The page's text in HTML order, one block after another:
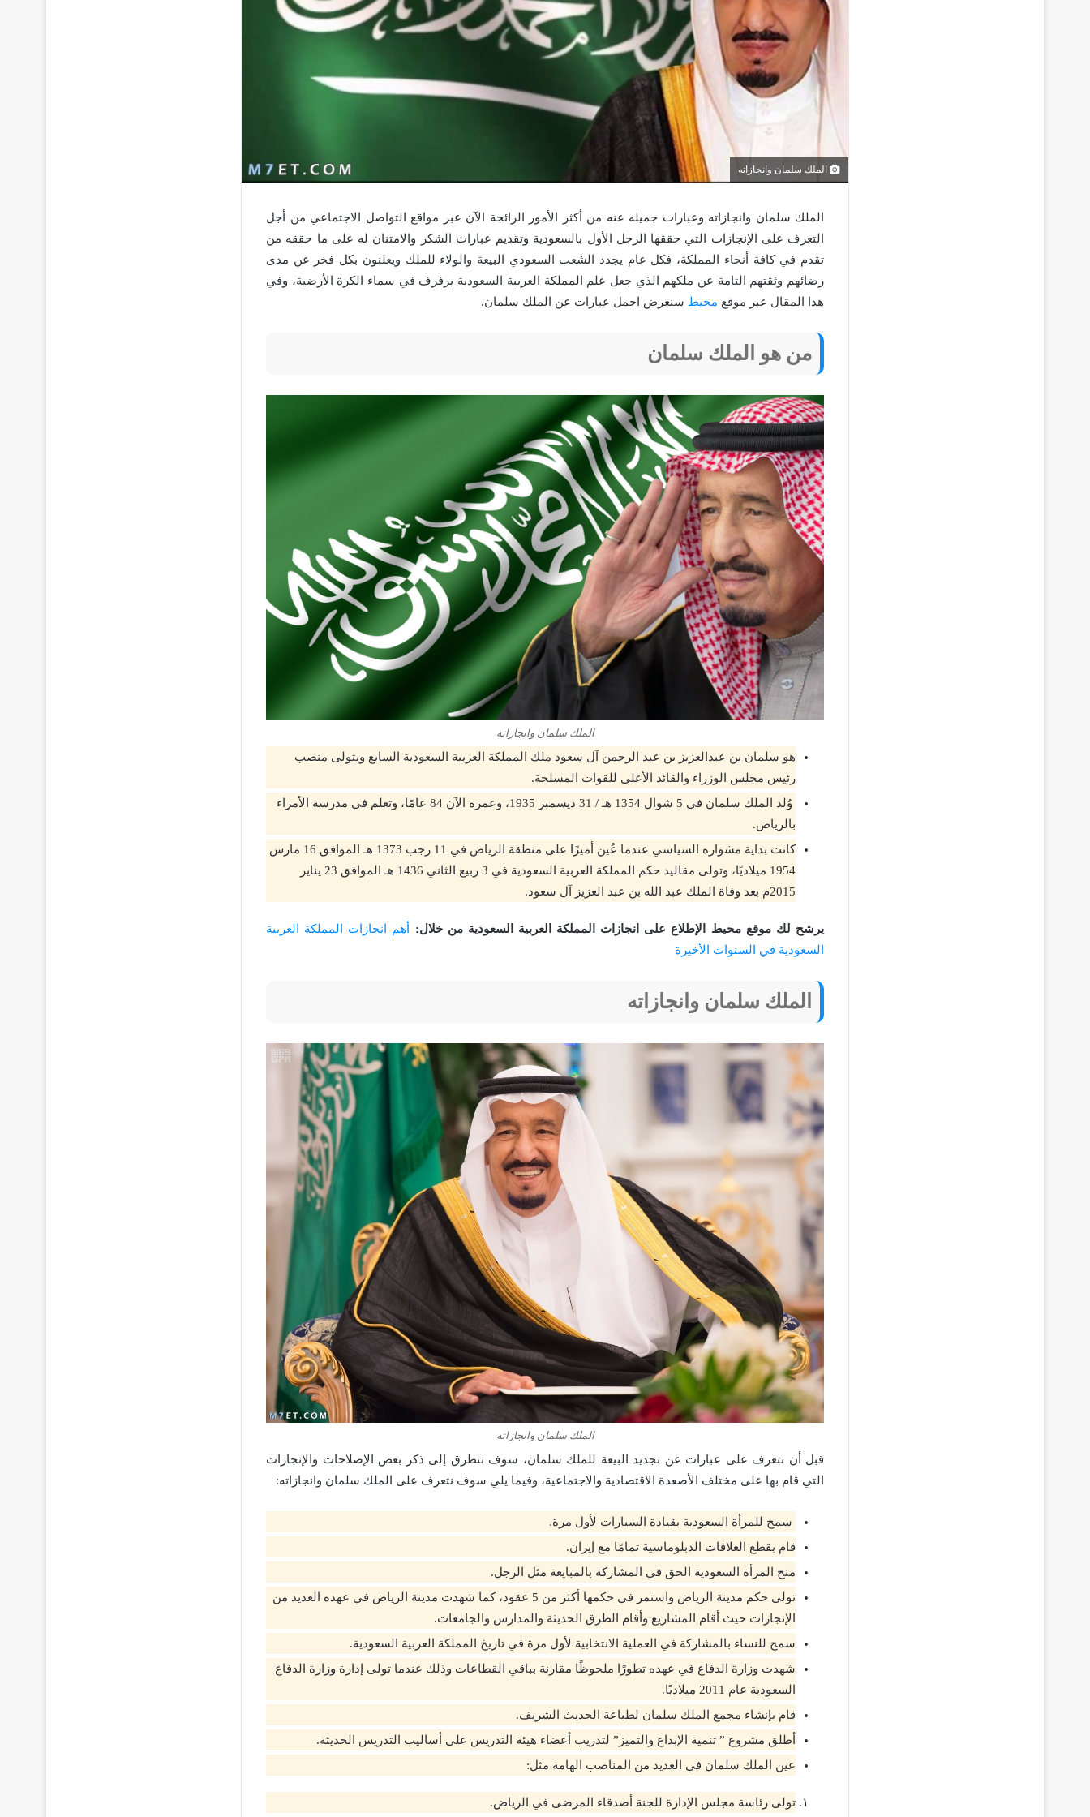
الملك سلمان وانجازاته
الملك سلمان وانجازاته وعبارات جميله عنه من أكثر الأمور الرائجة الآن عبر مواقع التواصل الاجتماعي من أجل
التعرف على الإنجازات التي حققها الرجل الأول بالسعودية وتقديم عبارات الشكر والامتنان له على ما حققه من
تقدم في كافة أنحاء المملكة، فكل عام يجدد الشعب السعودي البيعة والولاء للملك ويعلنون بكل فخر عن مدى
رضائهم وثقتهم التامة عن ملكهم الذي جعل علم المملكة العربية السعودية يرفرف في سماء الكرة الأرضية، وفي
هذا المقال عبر موقع محيط سنعرض اجمل عبارات عن الملك سلمان.
من هو الملك سلمان
الملك سلمان وانجازاته
هو سلمان بن عبدالعزيز بن عبد الرحمن آل سعود ملك المملكة العربية السعودية السابع ويتولى منصب
رئيس مجلس الوزراء والقائد الأعلى للقوات المسلحة.
وُلد الملك سلمان في 5 شوال 1354 هـ / 31 ديسمبر 1935، وعمره الآن 84 عامًا، وتعلم في مدرسة الأمراء
بالرياض.
كانت بداية مشواره السياسي عندما عُين أميرًا على منطقة الرياض في 11 رجب 1373 هـ الموافق 16 مارس
1954 ميلاديًا، وتولى مقاليد حكم المملكة العربية السعودية في 3 ربيع الثاني 1436 هـ الموافق 23 يناير
2015م بعد وفاة الملك عبد الله بن عبد العزيز آل سعود.
يرشح لك موقع محيط الإطلاع على انجازات المملكة العربية السعودية من خلال:
أهم انجازات المملكة العربية
السعودية في السنوات الأخيرة
الملك سلمان وانجازاته
الملك سلمان وانجازاته
قبل أن نتعرف على عبارات عن تجديد البيعة للملك سلمان، سوف نتطرق إلى ذكر بعض الإصلاحات والإنجازات
التي قام بها على مختلف الأصعدة الاقتصادية والاجتماعية، وفيما يلي سوف نتعرف على الملك سلمان وانجازاته:
سمح للمرأة السعودية بقيادة السيارات لأول مرة.
قام بقطع العلاقات الدبلوماسية تمامًا مع إيران.
منح المرأة السعودية الحق في المشاركة بالمبايعة مثل الرجل.
تولى حكم مدينة الرياض واستمر في حكمها أكثر من 5 عقود، كما شهدت مدينة الرياض في عهده العديد من
الإنجازات حيث أقام المشاريع وأقام الطرق الحديثة والمدارس والجامعات.
سمح للنساء بالمشاركة في العملية الانتخابية لأول مرة في تاريخ المملكة العربية السعودية.
شهدت وزارة الدفاع في عهده تطورًا ملحوظًا مقارنة بباقي القطاعات وذلك عندما تولى إدارة وزارة الدفاع
السعودية عام 2011 ميلاديًا.
قام بإنشاء مجمع الملك سلمان لطباعة الحديث الشريف.
أطلق مشروع ” تنمية الإبداع والتميز” لتدريب أعضاء هيئة التدريس على أساليب التدريس الحديثة.
عين الملك سلمان في العديد من المناصب الهامة مثل:
تولى رئاسة مجلس الإدارة للجنة أصدقاء المرضى في الرياض.